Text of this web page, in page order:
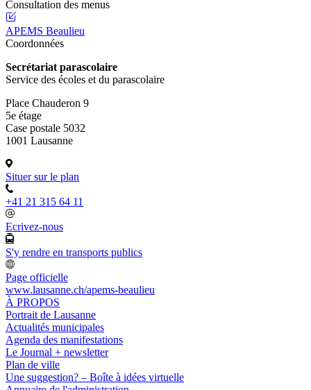
Consultation des menus
APEMS Beaulieu
Coordonnées
Secrétariat parascolaire
Service des écoles et du parascolaire
Place Chauderon 9
5e étage
Case postale 5032
1001 Lausanne
Situer sur le plan
+41 21 315 64 11
Ecrivez-nous
S'y rendre en transports publics
Page officielle
www.lausanne.ch/apems-beaulieu
À PROPOS
Portrait de Lausanne
Actualités municipales
Agenda des manifestations
Le Journal + newsletter
Plan de ville
Une suggestion? – Boîte à idées virtuelle